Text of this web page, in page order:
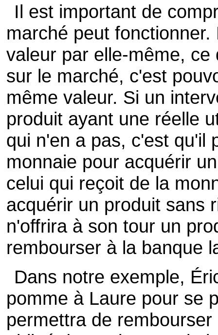
Il est important de
marché peut
valeur par elle-même,
sur le marché, c'est
même valeur. Si un
produit ayant une réelle
qui n'en a pas, c'est qu'il
monnaie pour acquérir
celui qui reçoit de la
acquérir un produit sans
n'offrira à son tour un
rembourser à la banque
Dans notre exemple,
pomme à Laure pour se
permettra de